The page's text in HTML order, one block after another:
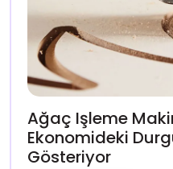
Ağaç Işleme
Ekonomideki
Gösteriyor